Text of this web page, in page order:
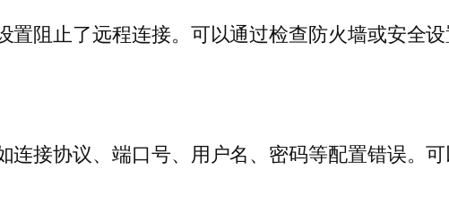
阻止了远程连接。可以通过检查防火墙或安全
接协议、端口号、用户名、密码等配置错误。